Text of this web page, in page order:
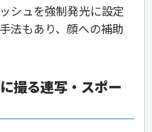
シュを強制発光に設定
法もあり、顔への補助
撮る連写・スポー